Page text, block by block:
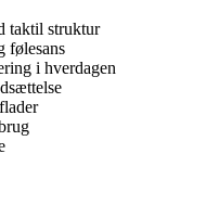
taktil struktur
følesans
i hverdagen